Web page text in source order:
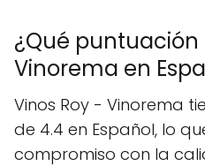
¿Qué puntuación
Vinorema en
Vinos Roy - Vinorema
de 4.4 en Español, lo
compromiso con la